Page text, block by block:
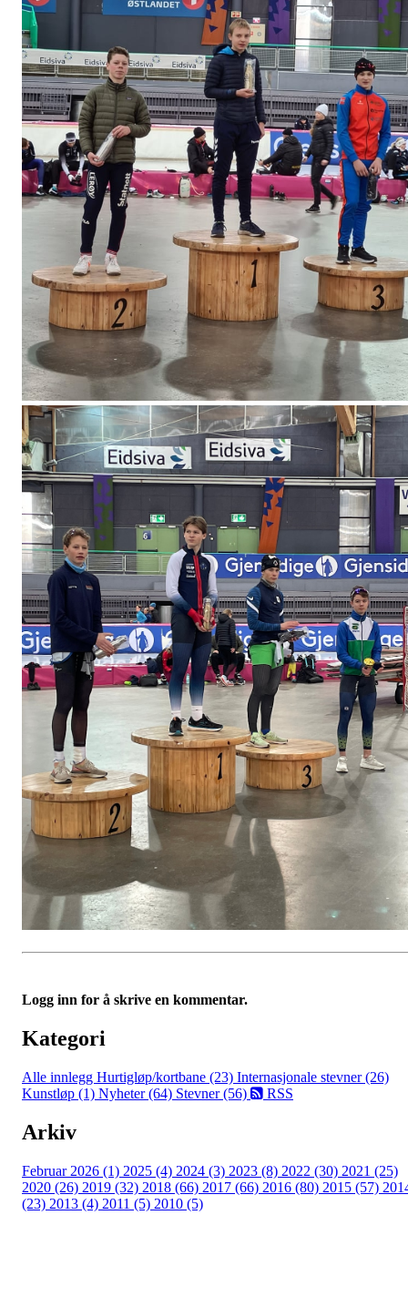
Logg inn for å skrive en kommentar.
Kategori
Alle innlegg Hurtigløp/kortbane (23) Internasjonale stevner (26)
Kunstløp (1) Nyheter (64) Stevner (56) RSS
Arkiv
Februar 2026 (1) 2025 (4) 2024 (3) 2023 (8) 2022 (30) 2021 (25)
2020 (26) 2019 (32) 2018 (66) 2017 (66) 2016 (80) 2015 (57)
(23) 2013 (4) 2011 (5) 2010 (5)